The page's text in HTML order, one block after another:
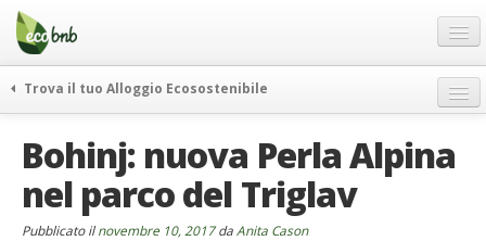
Menu
Salta
contenuto
Offerte Speciali
Regali
FAQ
Chi Siamo
Trova il tuo Alloggio Ecosostenibile
itinerari
curiosità
vivere e viaggiare verde
Bohinj: nuova Perla Alpina
nel parco del Triglav
Pubblicato ilnovembre 10, 2017da Anita Cason